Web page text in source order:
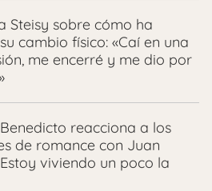
Steisy sobre cómo ha
cambio físico: «Caí en una
me encerré y me dio por
reacciona a los
de romance con Juan
viviendo un poco la